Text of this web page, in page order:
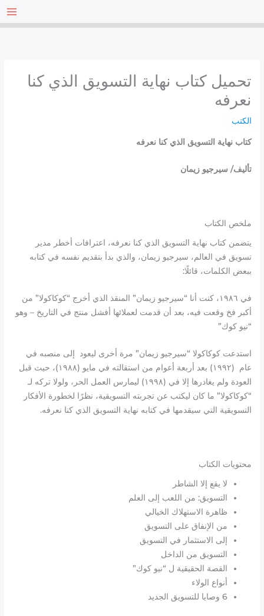
تحميل كتاب نهاية التسويق الذي كنا
نعرفه
الكتب
كتاب نهاية التسويق الذي كنا نعرفه
تأليف/ سيرجيو زيمان
ملخص الكتاب
يتضمن كتاب نهاية التسويق الذي كنا نعرفه، اعترافات أخطر مدير
تسويق في العالم، سيرجيو زيمان، والذي بدأ بتقديم نفسه في كتابه
ببعض الكلمات، قائلًا:
في ١٩٨٦، كنت أنا “سيرجيو زيمان” المنقذ الذي أخرج “كوكاكولا” من
أكبر فخ وقعت فيه، بعد أن قدمت لعملائها أفشل منتج في التاريخ – وهو
“نيو كوك”
استدعت كوكاكولا “سيرجيو زيمان” مرة أخرى ليعود إلى منصبه في
عام (١٩٩٢) بعد أربعة أعوام من استقالته في مايو (١٩٨٨)، حيث قبل
العودة ولم يغادرها إلا في (١٩٩٨) ليمارس العمل الحر، ولولا تركه لـ
“كوكاكولا” ما كان ليكتب عن تجربته التسويقية، نظرًا لخطورة الأفكار
التسويقية التي سيقدمها في كتابه نهاية التسويق الذي كنا نعرفه.
محتويات الكتاب
لا يقع إلا الشاطر
التسويق: من اللعب إلى العلم
ظاهرة الاستهلاك الخيالي
من الإنفاق على التسويق
إلى الاستثمار في التسويق
التسويق من الداخل
القصة الحقيقية ل “نيو كوك”
أنواع الولاء
6 وصايا للتسويق الجديد